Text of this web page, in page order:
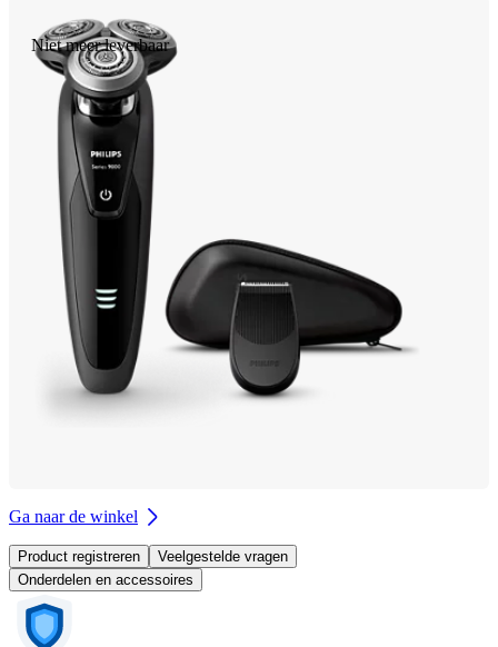
Niet meer leverbaar
Ga naar de winkel
Product registreren
Veelgestelde vragen
Onderdelen en accessoires